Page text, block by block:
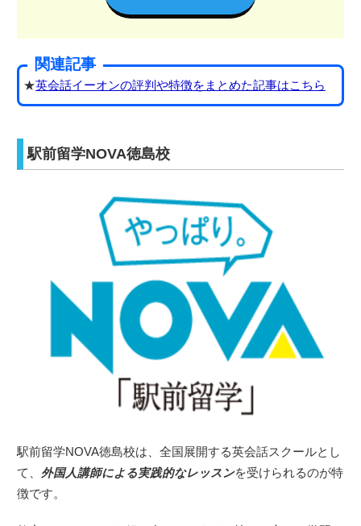
関連記事
★英会話イーオンの評判や特徴をまとめた記事はこちら
駅前留学NOVA徳島校
駅前留学NOVA徳島校は、全国展開する英会話スクールとし
て、 外国人講師による実践的なレッスンを受けられるのが特
徴です。